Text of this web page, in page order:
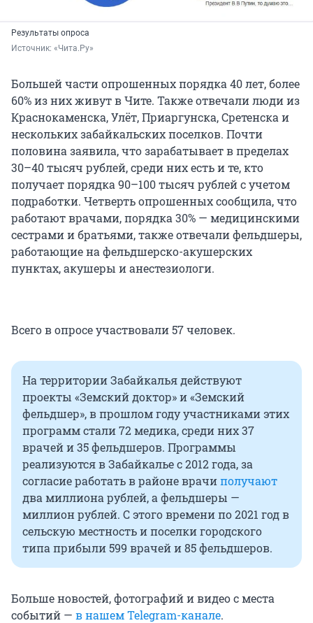
Результаты опроса
Источник: «Чита.Ру»
Большей части опрошенных порядка 40 лет, более
60% из них живут в Чите. Также отвечали люди из
Краснокаменска, Улёт, Приаргунска, Сретенска и
нескольких забайкальских поселков. Почти
половина заявила, что зарабатывает в пределах
30–40 тысяч рублей, среди них есть и те, кто
получает порядка 90–100 тысяч рублей с учетом
подработки. Четверть опрошенных сообщила, что
работают врачами, порядка 30% — медицинскими
сестрами и братьями, также отвечали фельдшеры,
работающие на фельдшерско-акушерских
пунктах, акушеры и анестезиологи.
Всего в опросе участвовали 57 человек.
На территории Забайкалья действуют
проекты «Земский доктор» и «Земский
фельдшер», в прошлом году участниками этих
программ стали 72 медика, среди них 37
врачей и 35 фельдшеров. Программы
реализуются в Забайкалье с 2012 года, за
согласие работать в районе врачиполучают
два миллиона рублей, а фельдшеры —
миллион рублей. С этого времени по 2021 год в
сельскую местность и поселки городского
типа прибыли 599 врачей и 85 фельдшеров.
Больше новостей, фотографий и видео с места
событий — в нашем Telegram-канале.